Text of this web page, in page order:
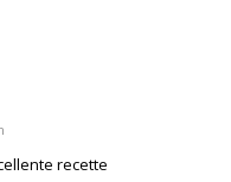
recette